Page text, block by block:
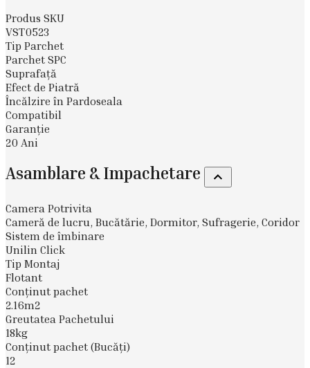
Produs SKU
VST0523
Tip Parchet
Parchet SPC
Suprafaţă
Efect de Piatră
Încălzire în Pardoseala
Compatibil
Garanție
20 Ani
Asamblare & Impachetare
Camera Potrivita
Cameră de lucru, Bucătărie, Dormitor, Sufragerie, Coridor
Sistem de îmbinare
Unilin Click
Tip Montaj
Flotant
Conţinut pachet
2.16m2
Greutatea Pachetului
18kg
Conţinut pachet (Bucăți)
12